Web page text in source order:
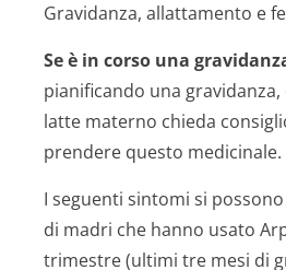
Gravidanza, allattamento e
Se è in corso una
pianificando una
latte materno chieda
prendere questo medicinale.
I seguenti sintomi si
di madri che hanno usato
trimestre (ultimi tre mesi di